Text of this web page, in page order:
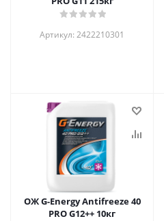
Артикул: 2422210301
ОЖ G-Energy Antifreeze 40
PRO G12++ 10кг